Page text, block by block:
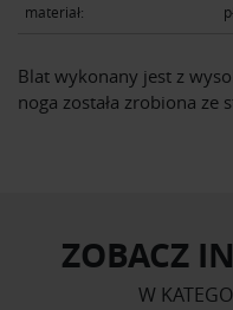
materiał:
Blat wykonany jest z
noga została zrobiona ze
ZOBACZ
W